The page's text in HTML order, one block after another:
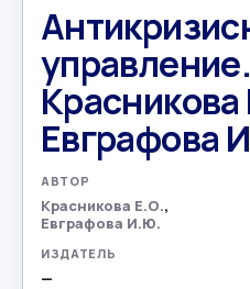
Евграфова
АВТОР
Красникова Е.О.,
Евграфова И.Ю.
ИЗДАТЕЛЬ
—